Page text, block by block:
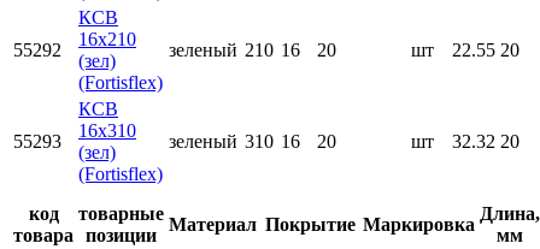
55292
КСВ
16х210
(зел)
(Fortisflex)
зеленый 210 16 20 шт 22.55 20
55293
КСВ
16х310
(зел)
(Fortisflex)
зеленый 310 16 20 шт 32.32 20
код
товара
товарные
позиции
Материал Покрытие Маркировка
Длина,
мм